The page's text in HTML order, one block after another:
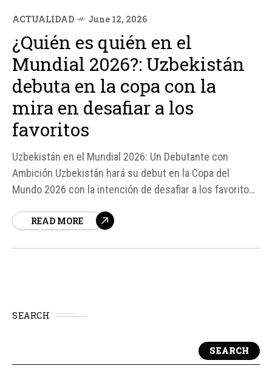
ACTUALIDAD June 12, 2026
¿Quién es quién en el
Mundial 2026?: Uzbekistán
debuta en la copa con la
mira en desafiar a los
favoritos
Uzbekistán en el Mundial 2026: Un Debutante con
Ambición Uzbekistán hará su debut en la Copa del
Mundo 2026 con la intención de desafiar a los favoritos
Uzbekistán cuenta con una sólida defensa y una
READ MORE
SEARCH
SEARCH